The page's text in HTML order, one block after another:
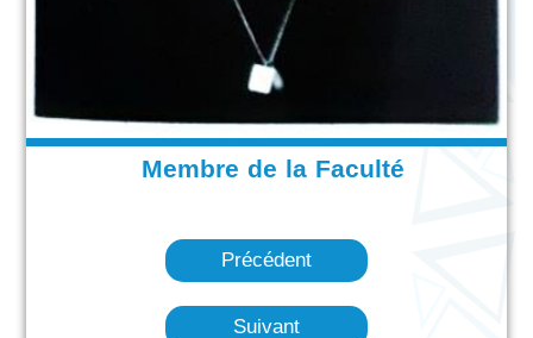
Membre de la Faculté
Précédent
Suivant